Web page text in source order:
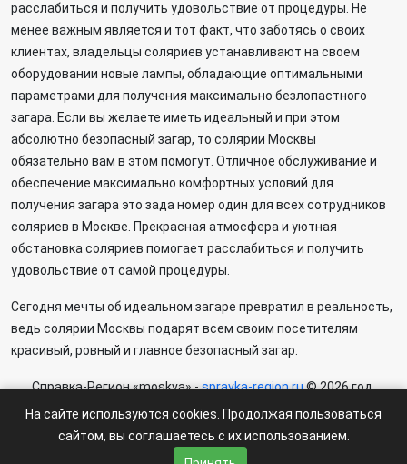
расслабиться и получить удовольствие от процедуры. Не
менее важным является и тот факт, что заботясь о своих
клиентах, владельцы соляриев устанавливают на своем
оборудовании новые лампы, обладающие оптимальными
параметрами для получения максимально безлопастного
загара. Если вы желаете иметь идеальный и при этом
абсолютно безопасный загар, то солярии Москвы
обязательно вам в этом помогут. Отличное обслуживание и
обеспечение максимально комфортных условий для
получения загара это зада номер один для всех сотрудников
соляриев в Москве. Прекрасная атмосфера и уютная
обстановка соляриев помогает расслабиться и получить
удовольствие от самой процедуры.
Сегодня мечты об идеальном загаре превратил в реальность,
ведь солярии Москвы подарят всем своим посетителям
красивый, ровный и главное безопасный загар.
Справка-Регион «moskva» -spravka-region.ru© 2026 год.
По всем возникающим вопросам пишите: ✍
regionspravka@yandex.ru
На сайте может быть информация содержащая возрастных
На сайте используются cookies. Продолжая пользоваться
сайтом, вы соглашаетесь с их использованием.